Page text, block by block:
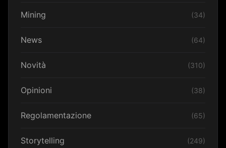
Mining (34)
News (64)
Novità (310)
Opinioni (38)
Regolamentazione (65)
Storytelling (249)